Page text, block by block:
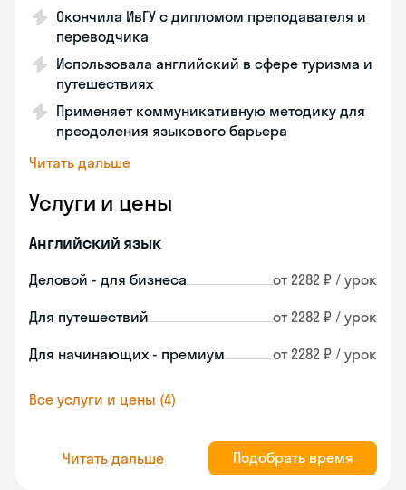
Окончила ИвГУ с дипломом преподавателя и
переводчика
Использовала английский в сфере туризма и
путешествиях
Применяет коммуникативную методику для
преодоления языкового барьера
Читать дальше
Услуги и цены
Английский язык
Деловой - для бизнеса от 2282 ₽ / урок
Для путешествий от 2282 ₽ / урок
Для начинающих - премиум от 2282 ₽ / урок
Все услуги и цены (4)
Читать дальше Подобрать время